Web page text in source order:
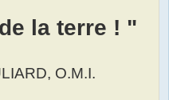
la terre ! "
O.M.I.